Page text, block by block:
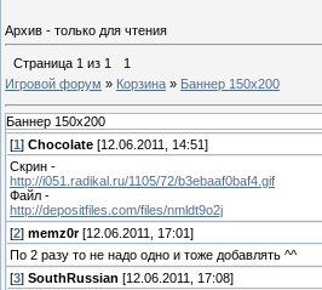
Архив - только для чтения
Страница 1 из 1
1
Игровой форум » Корзина » Баннер 150х200
Баннер 150х200
[1 ] Chocolate [12.06.2011, 14:51]
Скрин -
http://i051.radikal.ru/1105/72/b3ebaaf0baf4.gif
Файл -
http://depositfiles.com/files/nmldt9o2j
[2] memz0r[12.06.2011, 17:01]
По 2 разу то не надо одно и тоже добавлять ^^
[3] SouthRussian [12.06.2011, 17:08]